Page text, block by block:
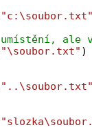
"c:\soubor.txt"
"\soubor.txt" )
"..\soubor.txt"